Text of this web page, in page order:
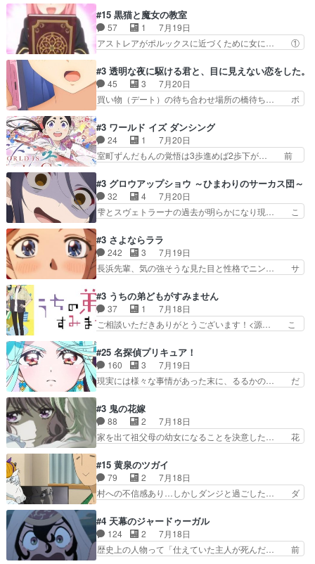
たのにロリ化されて学生にされ… これはいい黒沢
ともよ。笑いのセンスも合う… ナイエのリアクシ
ョンが面白い。ローメイン…
が目録に固執する理由もほぼ明らかとな… これ京
アニだったのかそのわりにはそこまで… 清六兄ち
ゃんと喜八、清六と洋輔それぞれの… 化学的作用
に依りて継続して…電池と称すっ… 洋輔、清六の
えてみんなで物作りで一気に… 作画は最高なのに
話がつまらない。やっぱ京… 天下り式に竹のフィ
ラメントが出てきたのは…
#15 黒猫と魔女の教室
57 1
7月19日
アストレアがポルックスに近づくために女に… ①
はアストレアの野望による性転換、後半… アスト
レア君の作戦に皆巻き込まれてて草捕… アストレ
アが作った薬によって男女入れ替わ… アルトレア
がポルックスのこと好きとは言え… アストレアが
払い騒動と賑やかでいいねw… 偉大な父を持つが
故の悩(独自のおっぱい論… 鉄板中の鉄板、性転
換と酩酊ネタの二連発(…
#3 透明な夜に駆ける君と、目に見えない恋をした。
45 3
7月20日
買い物（デート）の待ち合わせ場所の橋待ち… ボ
を照らす打ち上げ花火。人混みの中、み… どんど
んキュンが増えていく展開に毎回わく… ちょこっ
と書ければと風が吹き手元にあった… 』は、率直
に言って脚本と演出が悪いと思う… 小春の目が見
と、空野の億劫さがリアルだ… かけると小春、二
人が一緒に過ごす時間が描… ヒロインの目が不自
由だから音を大切にして…
#3 ワールド イズ ダンシング
24 1
7月20日
室町ずんだもんの覚悟は3歩進めば2歩下が… 前
が主人公の漫画がアニメになったらし… 壮絶だっ
た…30分で2時間の映画のように… すべての表現
がピタリと揃った傑作本当に素… たまに現れて謎
のアドバイスをしてくれるお… 可愛いキャラデザ
とが決まる。更に父から… 再び鬼夜叉を導く、素
性不明の彼の名前を知… 恵まれた身分に甘え、修
練を怠るキャラは苦…
#3 グロウアップショウ ～ひまわりのサーカス団～
32 4
7月20日
雫とスヴェトラーナの過去が明らかになり現… こ
県豊川市付近が舞台なのか～現地にも出… 前回に
引き続き、今回もおぱんつであります… キャラク
ターが可愛いのはもちろん、ストー… 皇ではなく
ひまわりを蔑ろにして皇に乗り換… 傷跡なんか、
外あまり見どころがない。1… いや～、めちゃく
ちゃおもしろいね。瑞佳は… キャラデザが映える
のは勿論だけど脚本に歩…
#3 さよならララ
242 3
7月19日
長浜先輩、気の強そうな見た目と性格でニン… サ
なったからユリ確定！＼(^o^)／ラ… プロローグ
的な１話、２話からの浮世離れし… 茉里のボクシ
ングにかける真摯さ格好良かっ… 今回はゲストが
２名！ワンピースの作画さん… あほって言う茉里
母親を失い、アウェーの… ３話の地味に好きポイ
ントは、冒頭でララが… ボクシング部部員たちの
設定を公開！辻さん…
#3 うちの弟どもがすみません
37 1
7月18日
ご相談いただきありがとうございます！<源… こ
家事を頑張り過ぎてテストの結果が酷く… 糸ちゃ
んと源くん、類くんのお買い物シーン… ３話にし
てもう普通に物語が楽しみになっち… 類くんの将
来の夢が微笑ましいまだまだ甘え… 前髪ぱっつん
活するようになってからの話… 最後の「かわい
い」の破壊力よ…あれは成田… 糸と4人の弟の関
わり方がどう変化していく…
#25 名探偵プリキュア！
160 3
7月19日
現実には様々な事情があった末に、るるかの… だ
レール編の始まり、エリザさんの回で「… 「マジ
ラ」と言えば同時上映の「公タロウ」… キュアエ
クレールはやっぱりくれあだったか… エクレール
は誰だ編、遂に答え合わせの時だ… これで自分も
の何もない日常※もっと密着… LIMITかも知れな
い。キュアエクレール… ・解決編、完全に前4話
で謎解きさせるスタ…
#3 鬼の花嫁
88 2
7月18日
家を出て祖父母の幼女になることを決意した… 花
コミどころが多すぎてある意味おもしろ… 胸が凄
くスカッっとしたずっと苦痛を伴って… 祖父母に
人の心があってよかった。それにし… 柚子が家族
と決別する回柚子を傷つけた瑶太… 今期のアニメ
守る姿や祖母の語る玲夜の眼… 常に言ってるけ
ど、ラブコメの主役にも魅力… 家族にずっと理不
尽に虐げられ、我慢を強い…
#15 黄泉のツガイ
79 2
7月18日
村への不信感あり…しかしダンジと過ごした… ダ
ジとの思い出を振り返るユルの表情が本… それぞ
れの思惑が複雑に絡み合い、物語がさ… ユルは一
人になりたいのに、犬がそっと寄り… ダンジが
「俺は側にいる」と言ってくれた幼… 偽りだけで
#4 天幕のジャードゥーガル
124 2
7月18日
歴史上の人物って「仕えていた主人が死んだ… 前